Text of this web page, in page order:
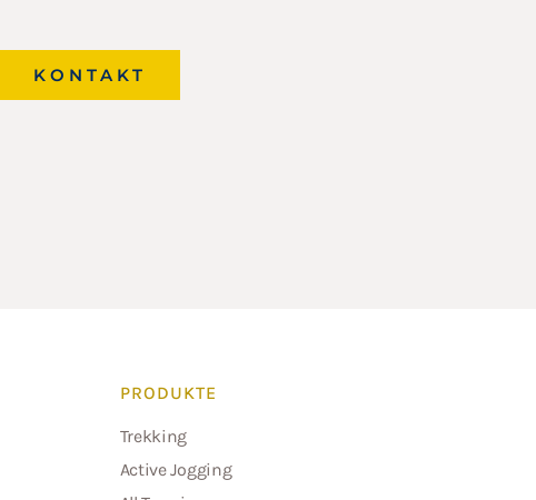
KONTAKT
PRODUKTE
Trekking
Active Jogging